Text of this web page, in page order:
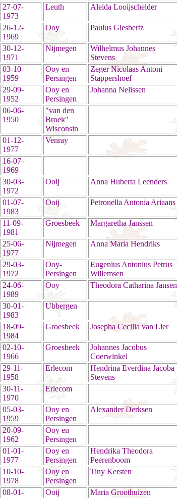
27-07-
1973
Leuth Aleida Looijschelder
26-12-
1969
Ooy Paulus Giesbertz
30-12-
1971
Nijmegen
Wilhelmus Johannes
Stevens
03-10-
1959
Ooy en
Persingen
Zeger Nicolaas Antoni
Stappershoef
29-09-
1952
Ooy en
Persingen
Johanna Nelissen
06-06-
1950
"van den
Broek"
Wisconsin
01-12-
1977
Venray
16-07-
1969
30-03-
1972
Ooij Anna Huberta Leenders
01-07-
1983
Ooij Petronella Antonia Ariaans
11-09-
1981
Groesbeek Margaretha Janssen
25-06-
1977
Nijmegen Anna Maria Hendriks
29-03-
1972
Ooy-
Persingen
Eugenius Antonius Petrus
Willemsen
24-06-
1989
Ooy Theodora Catharina Jansen
30-01-
1983
Ubbergen
18-09-
1984
Groesbeek Josepha Cecilia van Lier
02-10-
1966
Groesbeek
Johannes Jacobus
Coerwinkel
29-11-
1958
Erlecom
Hendrina Everdina Jacoba
Stevens
30-11-
1970
Erlecom
05-03-
1959
Ooy en
Persingen
Alexander Derksen
20-09-
1962
Ooy en
Persingen
01-01-
1977
Ooy en
Persingen
Hendrika Theodora
Peerenboom
10-10-
1978
Ooy en
Persingen
Tiny Kersten
08-01-
Ooij Maria Groothuizen